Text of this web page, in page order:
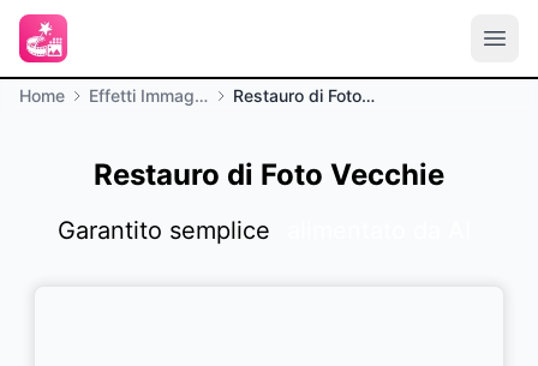
Home Effetti Immagine Restauro di Foto Vecchie
Restauro di Foto Vecchie
Garantito semplice